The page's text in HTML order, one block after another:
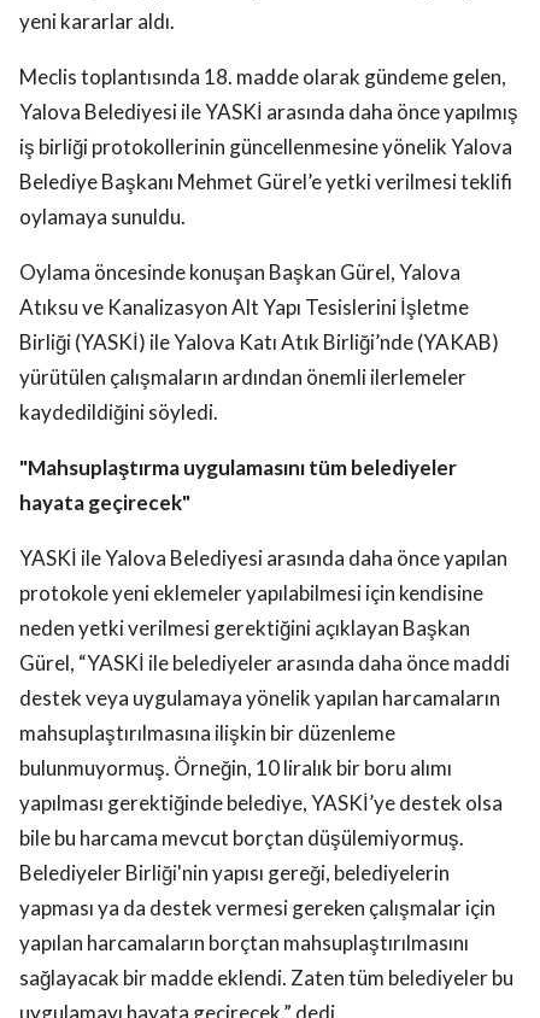
yeni kararlar aldı.
Meclis toplantısında 18. madde olarak gündeme gelen,
Yalova Belediyesi ile YASKİ arasında daha önce yapılmış
iş birliği protokollerinin güncellenmesine yönelik Yalova
Belediye Başkanı Mehmet Gürel’e yetki verilmesi teklifi
oylamaya sunuldu.
Oylama öncesinde konuşan Başkan Gürel, Yalova
Atıksu ve Kanalizasyon Alt Yapı Tesislerini İşletme
Birliği (YASKİ) ile Yalova Katı Atık Birliği’nde (YAKAB)
yürütülen çalışmaların ardından önemli ilerlemeler
kaydedildiğini söyledi.
"Mahsuplaştırma uygulamasını tüm belediyeler
hayata geçirecek"
YASKİ ile Yalova Belediyesi arasında daha önce yapılan
protokole yeni eklemeler yapılabilmesi için kendisine
neden yetki verilmesi gerektiğini açıklayan Başkan
Gürel, “YASKİ ile belediyeler arasında daha önce maddi
destek veya uygulamaya yönelik yapılan harcamaların
mahsuplaştırılmasına ilişkin bir düzenleme
bulunmuyormuş. Örneğin, 10 liralık bir boru alımı
yapılması gerektiğinde belediye, YASKİ’ye destek olsa
bile bu harcama mevcut borçtan düşülemiyormuş.
Belediyeler Birliği'nin yapısı gereği, belediyelerin
yapması ya da destek vermesi gereken çalışmalar için
yapılan harcamaların borçtan mahsuplaştırılmasını
sağlayacak bir madde eklendi. Zaten tüm belediyeler bu
uygulamayı hayata geçirecek.” dedi.